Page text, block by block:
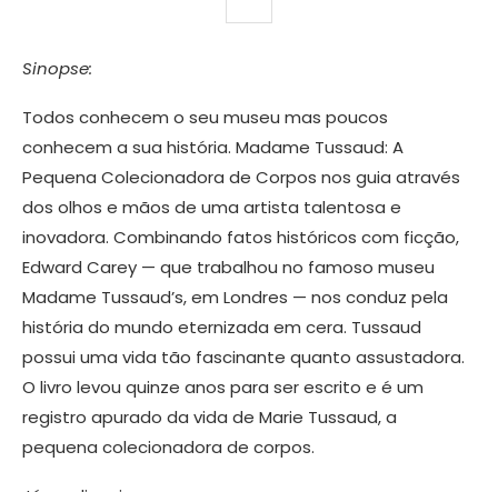
Sinopse:
Todos conhecem o seu museu mas poucos
conhecem a sua história. Madame Tussaud: A
Pequena Colecionadora de Corpos nos guia através
dos olhos e mãos de uma artista talentosa e
inovadora. Combinando fatos históricos com ficção,
Edward Carey — que trabalhou no famoso museu
Madame Tussaud’s, em Londres — nos conduz pela
história do mundo eternizada em cera. Tussaud
possui uma vida tão fascinante quanto assustadora.
O livro levou quinze anos para ser escrito e é um
registro apurado da vida de Marie Tussaud, a
pequena colecionadora de corpos.